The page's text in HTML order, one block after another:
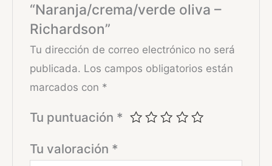
“Naranja/crema/verde oliva –
Richardson”
Tu dirección de correo electrónico no será
publicada. Los campos obligatorios están
marcados con *
Tu puntuación *
Tu valoración *